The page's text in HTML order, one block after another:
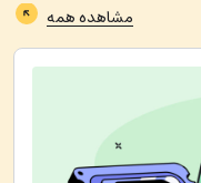
مشاهده همه